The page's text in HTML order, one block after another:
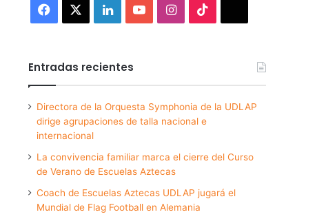
Facebook LinkedInYouTubeInstagram
Entradas recientes
Directora de la Orquesta Symphonia de la UDLAP
dirige agrupaciones de talla nacional e
internacional
La convivencia familiar marca el cierre del Curso
de Verano de Escuelas Aztecas
Coach de Escuelas Aztecas UDLAP jugará el
Mundial de Flag Football en Alemania